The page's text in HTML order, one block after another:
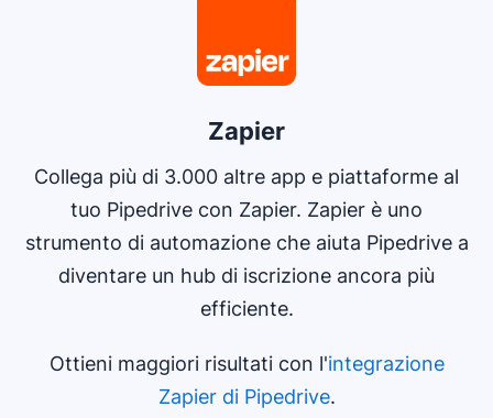
Zapier
Collega più di 3.000 altre app e piattaforme al
tuo Pipedrive con Zapier. Zapier è uno
strumento di automazione che aiuta Pipedrive a
diventare un hub di iscrizione ancora più
efficiente.
Ottieni maggiori risultati con l'integrazione
Zapier di Pipedrive.